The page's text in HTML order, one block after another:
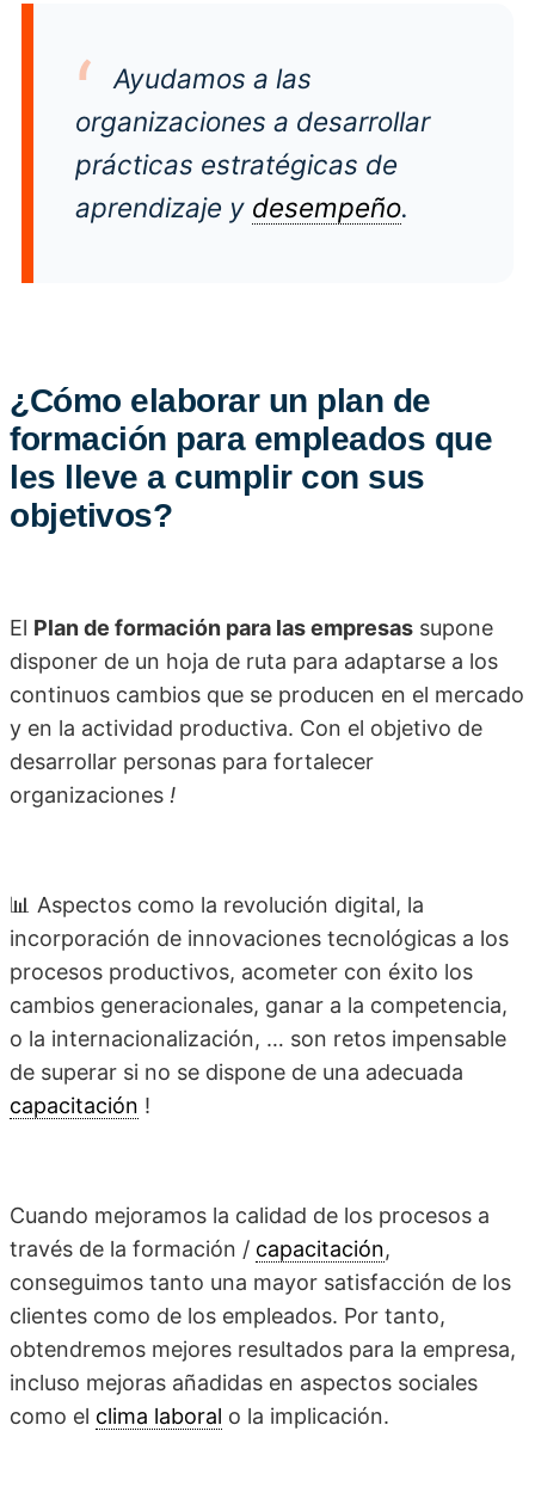
Ayudamos a las
organizaciones a desarrollar
prácticas estratégicas de
aprendizaje y desempeño.
¿Cómo elaborar un plan de
formación para empleados que
les lleve a cumplir con sus
objetivos?
El Plan de formación para las empresas supone
disponer de un hoja de ruta para adaptarse a los
continuos cambios que se producen en el mercado
y en la actividad productiva. Con el objetivo de
desarrollar personas para fortalecer
organizaciones !
📊 Aspectos como la revolución digital, la
incorporación de innovaciones tecnológicas a los
procesos productivos, acometer con éxito los
cambios generacionales, ganar a la competencia,
o la internacionalización, … son retos impensable
de superar si no se dispone de una adecuada
capacitación !
Cuando mejoramos la calidad de los procesos a
través de la formación / capacitación,
conseguimos tanto una mayor satisfacción de los
clientes como de los empleados. Por tanto,
obtendremos mejores resultados para la empresa,
incluso mejoras añadidas en aspectos sociales
como el clima laboral o la implicación.